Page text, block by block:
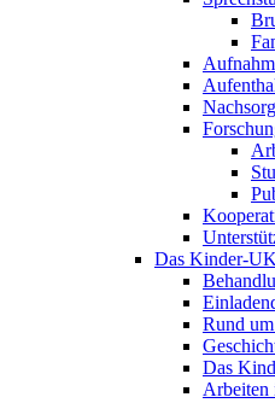
Das Kinder-
Rund
Das